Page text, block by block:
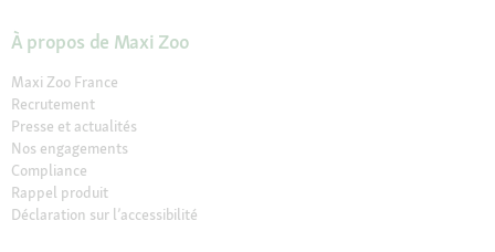
À propos de Maxi Zoo
Maxi Zoo France
Recrutement
Presse et actualités
Nos engagements
Compliance
Rappel produit
Déclaration sur l’accessibilité